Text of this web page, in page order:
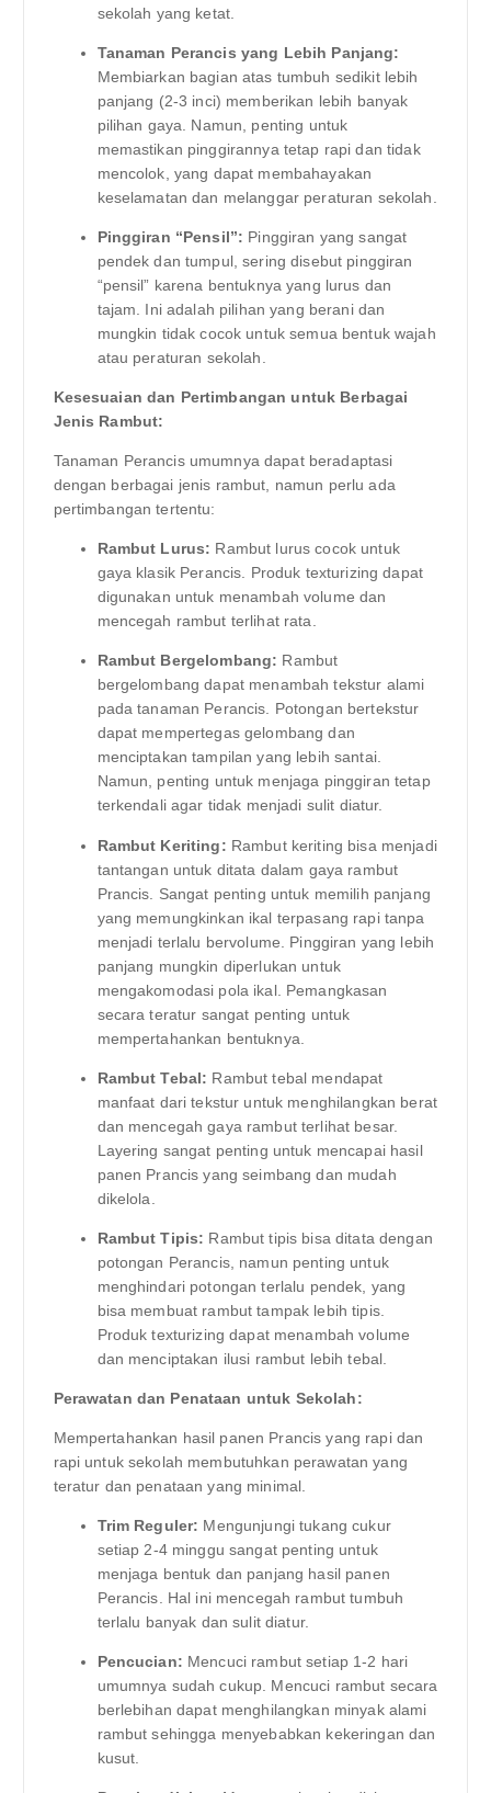
sekolah yang ketat.
Tanaman Perancis yang Lebih Panjang:
Membiarkan bagian atas tumbuh sedikit lebih
panjang (2-3 inci) memberikan lebih banyak
pilihan gaya. Namun, penting untuk
memastikan pinggirannya tetap rapi dan tidak
mencolok, yang dapat membahayakan
keselamatan dan melanggar peraturan sekolah.
Pinggiran “Pensil”: Pinggiran yang sangat
pendek dan tumpul, sering disebut pinggiran
“pensil” karena bentuknya yang lurus dan
tajam. Ini adalah pilihan yang berani dan
mungkin tidak cocok untuk semua bentuk wajah
atau peraturan sekolah.
Kesesuaian dan Pertimbangan untuk Berbagai
Jenis Rambut:
Tanaman Perancis umumnya dapat beradaptasi
dengan berbagai jenis rambut, namun perlu ada
pertimbangan tertentu:
Rambut Lurus: Rambut lurus cocok untuk
gaya klasik Perancis. Produk texturizing dapat
digunakan untuk menambah volume dan
mencegah rambut terlihat rata.
Rambut Bergelombang: Rambut
bergelombang dapat menambah tekstur alami
pada tanaman Perancis. Potongan bertekstur
dapat mempertegas gelombang dan
menciptakan tampilan yang lebih santai.
Namun, penting untuk menjaga pinggiran tetap
terkendali agar tidak menjadi sulit diatur.
Rambut Keriting: Rambut keriting bisa menjadi
tantangan untuk ditata dalam gaya rambut
Prancis. Sangat penting untuk memilih panjang
yang memungkinkan ikal terpasang rapi tanpa
menjadi terlalu bervolume. Pinggiran yang lebih
panjang mungkin diperlukan untuk
mengakomodasi pola ikal. Pemangkasan
secara teratur sangat penting untuk
mempertahankan bentuknya.
Rambut Tebal: Rambut tebal mendapat
manfaat dari tekstur untuk menghilangkan berat
dan mencegah gaya rambut terlihat besar.
Layering sangat penting untuk mencapai hasil
panen Prancis yang seimbang dan mudah
dikelola.
Rambut Tipis: Rambut tipis bisa ditata dengan
potongan Perancis, namun penting untuk
menghindari potongan terlalu pendek, yang
bisa membuat rambut tampak lebih tipis.
Produk texturizing dapat menambah volume
dan menciptakan ilusi rambut lebih tebal.
Perawatan dan Penataan untuk Sekolah:
Mempertahankan hasil panen Prancis yang rapi dan
rapi untuk sekolah membutuhkan perawatan yang
teratur dan penataan yang minimal.
Trim Reguler: Mengunjungi tukang cukur
setiap 2-4 minggu sangat penting untuk
menjaga bentuk dan panjang hasil panen
Perancis. Hal ini mencegah rambut tumbuh
terlalu banyak dan sulit diatur.
Pencucian: Mencuci rambut setiap 1-2 hari
umumnya sudah cukup. Mencuci rambut secara
berlebihan dapat menghilangkan minyak alami
rambut sehingga menyebabkan kekeringan dan
kusut.